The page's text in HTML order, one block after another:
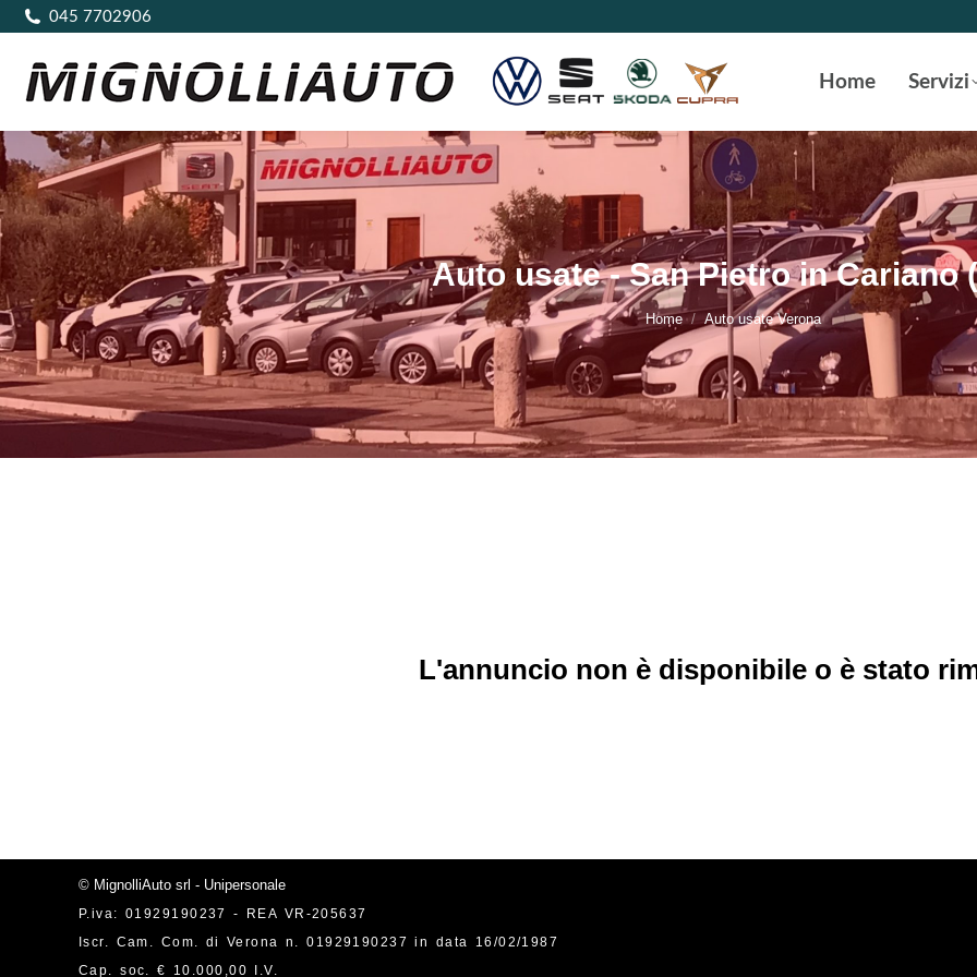
045 7702906
Home Servizi
Auto usate - San Pietro in Cariano
Tu sei qui:
Home Auto usate Verona
L'annuncio non è disponibile o è stato
© MignolliAuto srl - Unipersonale
P.iva: 01929190237 - REA VR-205637
Iscr. Cam. Com. di Verona n. 01929190237 in data 16/02/1987
Cap. soc. € 10.000,00 I.V.